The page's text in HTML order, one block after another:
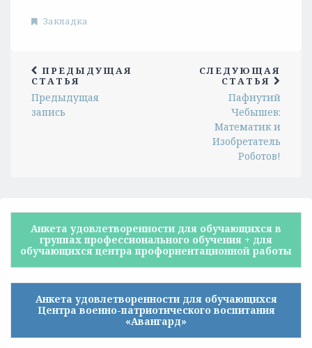
Закладка
ПРЕДЫДУЩАЯ
СТАТЬЯ
Предыдущая
запись
СЛЕДУЮЩАЯ
СТАТЬЯ
Пафнутий
Чебышев:
Математик и
Изобретатель
Роботов!
Анкета удовлетворенности для обучающихся в
группах профессионального обучения + для
обучающихся центра профориентационной работы
Анкета удовлетворенности для обучающихся
Центра военно-патриотического воспитания
«Авангард»